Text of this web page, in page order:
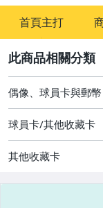
首頁主打
其它
[全店] 粉絲專享
[全店] 周年慶
偶像、球員卡與郵幣
球員卡/其他收藏卡
其他收藏卡